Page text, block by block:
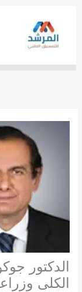
الدكتور
الكلى